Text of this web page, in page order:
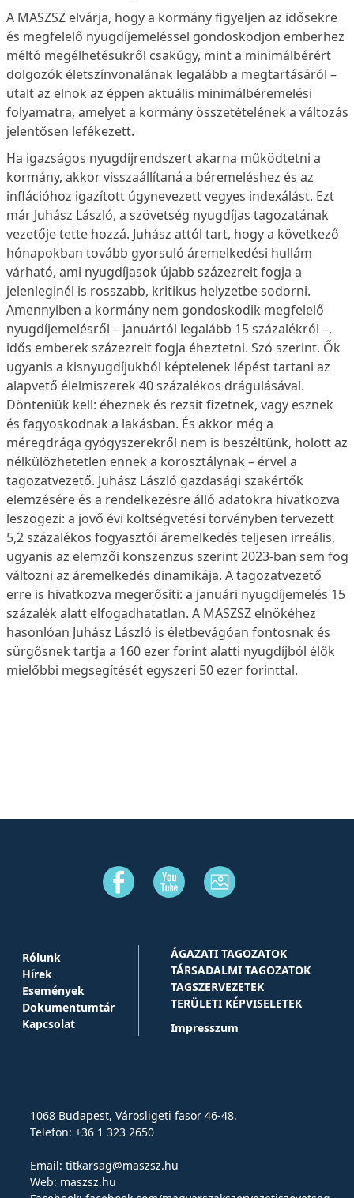
A MASZSZ elvárja, hogy a kormány figyeljen az idősekre
és megfelelő nyugdíjemeléssel gondoskodjon emberhez
méltó megélhetésükről csakúgy, mint a minimálbérért
dolgozók életszínvonalának legalább a megtartásáról –
utalt az elnök az éppen aktuális minimálbéremelési
folyamatra, amelyet a kormány összetételének a változás
jelentősen lefékezett.
Ha igazságos nyugdíjrendszert akarna működtetni a
kormány, akkor visszaállítaná a béremeléshez és az
inflációhoz igazított úgynevezett vegyes indexálást. Ezt
már Juhász László, a szövetség nyugdíjas tagozatának
vezetője tette hozzá. Juhász attól tart, hogy a következő
hónapokban tovább gyorsuló áremelkedési hullám
várható, ami nyugdíjasok újabb százezreit fogja a
jelenleginél is rosszabb, kritikus helyzetbe sodorni.
Amennyiben a kormány nem gondoskodik megfelelő
nyugdíjemelésről – januártól legalább 15 százalékról –,
idős emberek százezreit fogja éheztetni. Szó szerint. Ők
ugyanis a kisnyugdíjukból képtelenek lépést tartani az
alapvető élelmiszerek 40 százalékos drágulásával.
Dönteniük kell: éheznek és rezsit fizetnek, vagy esznek
és fagyoskodnak a lakásban. És akkor még a
méregdrága gyógyszerekről nem is beszéltünk, holott az
nélkülözhetetlen ennek a korosztálynak – érvel a
tagozatvezető. Juhász László gazdasági szakértők
elemzésére és a rendelkezésre álló adatokra hivatkozva
leszögezi: a jövő évi költségvetési törvényben tervezett
5,2 százalékos fogyasztói áremelkedés teljesen irreális,
ugyanis az elemzői konszenzus szerint 2023-ban sem fog
változni az áremelkedés dinamikája. A tagozatvezető
erre is hivatkozva megerősíti: a januári nyugdíjemelés 15
százalék alatt elfogadhatatlan. A MASZSZ elnökéhez
hasonlóan Juhász László is életbevágóan fontosnak és
sürgősnek tartja a 160 ezer forint alatti nyugdíjból élők
mielőbbi megsegítését egyszeri 50 ezer forinttal.
Rólunk
Hírek
Események
Dokumentumtár
Kapcsolat
ÁGAZATI TAGOZATOK
TÁRSADALMI TAGOZATOK
TAGSZERVEZETEK
TERÜLETI KÉPVISELETEK
Impresszum
1068 Budapest, Városligeti fasor 46-48.
Telefon: +36 1 323 2650
Email: titkarsag@maszsz.hu
Web: maszsz.hu